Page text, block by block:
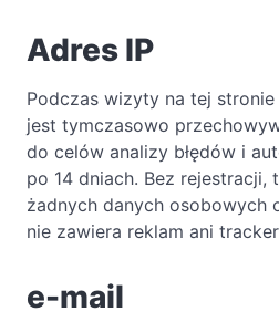
Adres IP
Podczas wizyty na tej
jest tymczasowo
do celów analizy błędów i
po 14 dniach. Bez rejestracji,
żadnych danych osobowych
nie zawiera reklam ani
e-mail